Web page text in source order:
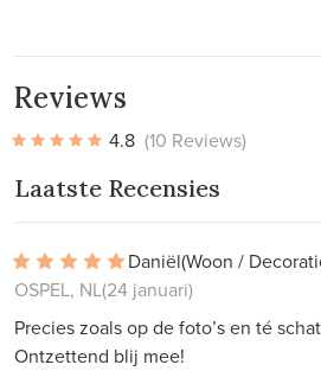
Reviews
4.8 (10 Reviews)
Laatste Recensies
Daniël(Woon /
OSPEL, NL(24 januari)
Precies zoals op de foto’s en té
Ontzettend blij mee!